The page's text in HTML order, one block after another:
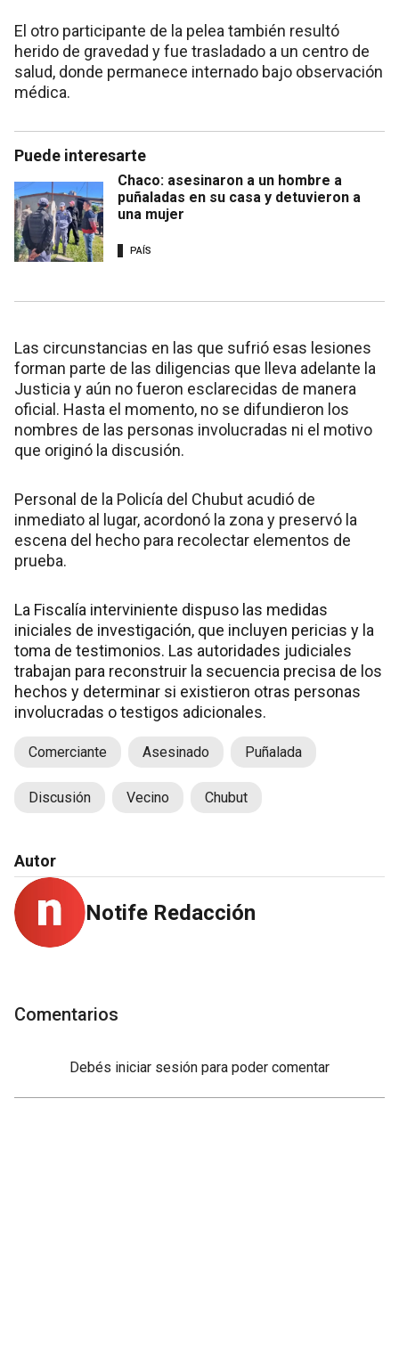
El otro participante de la pelea también resultó
herido de gravedad y fue trasladado a un centro de
salud, donde permanece internado bajo observación
médica.
Puede interesarte
Chaco: asesinaron a un hombre a
puñaladas en su casa y detuvieron a
una mujer
PAÍS
Las circunstancias en las que sufrió esas lesiones
forman parte de las diligencias que lleva adelante la
Justicia y aún no fueron esclarecidas de manera
oficial. Hasta el momento, no se difundieron los
nombres de las personas involucradas ni el motivo
que originó la discusión.
Personal de la Policía del Chubut acudió de
inmediato al lugar, acordonó la zona y preservó la
escena del hecho para recolectar elementos de
prueba.
La Fiscalía interviniente dispuso las medidas
iniciales de investigación, que incluyen pericias y la
toma de testimonios. Las autoridades judiciales
trabajan para reconstruir la secuencia precisa de los
hechos y determinar si existieron otras personas
involucradas o testigos adicionales.
Comerciante Asesinado Puñalada
Discusión Vecino Chubut
Autor
Notife Redacción
Comentarios
Debés iniciar sesión para poder comentar